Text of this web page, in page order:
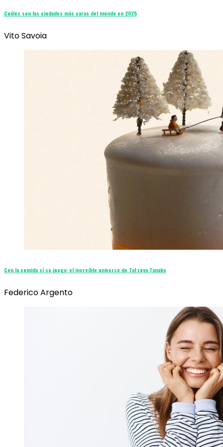
Cuáles son las ciudades más caras del mundo en 2025
Vito Savoia
Con la comida sí se juega: el increíble universo de Tatsuya Tanaka
Federico Argento